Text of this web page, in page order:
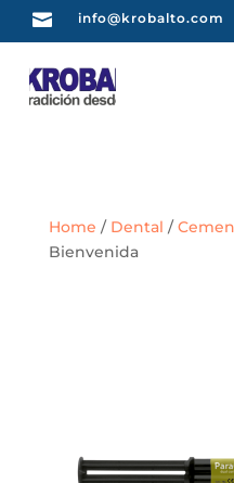
 info@krobalto.com
Home / Dental /
Bienvenida